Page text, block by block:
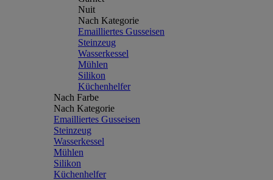
Nuit
Nach Kategorie
Emailliertes Gusseisen
Steinzeug
Wasserkessel
Mühlen
Silikon
Küchenhelfer
Nach Farbe
Nach Kategorie
Emailliertes Gusseisen
Steinzeug
Wasserkessel
Mühlen
Silikon
Küchenhelfer